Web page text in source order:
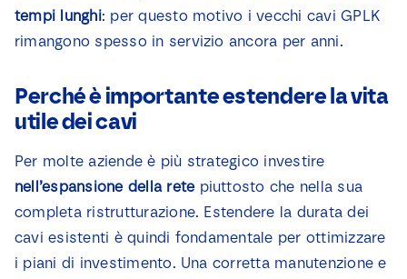
tempi lunghi: per questo motivo i vecchi cavi GPLK
rimangono spesso in servizio ancora per anni.
Perché è importante estendere la vita
utile dei cavi
Per molte aziende è più strategico investire
nell’espansione della rete piuttosto che nella sua
completa ristrutturazione. Estendere la durata dei
cavi esistenti è quindi fondamentale per ottimizzare
i piani di investimento. Una corretta manutenzione e